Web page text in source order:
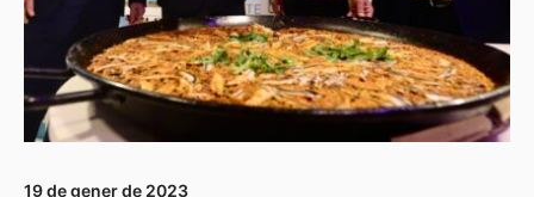
19 de gener de 2023